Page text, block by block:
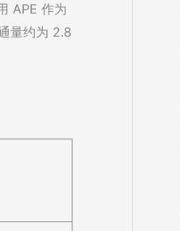
APE 作为
量约为 2.8